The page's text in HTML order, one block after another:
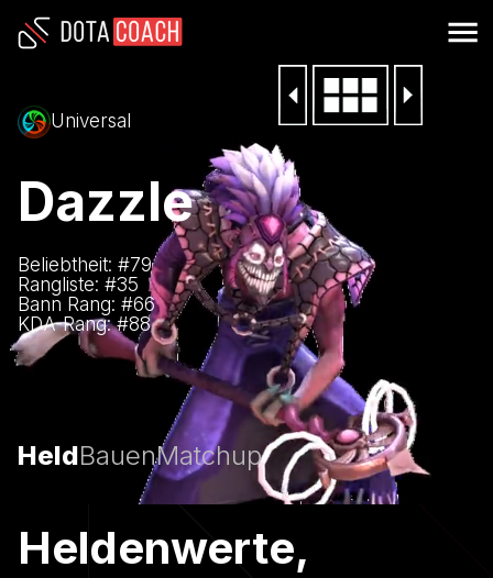
Universal
Dazzle
Beliebtheit: #79
Rangliste: #35
Bann Rang: #66
KDA-Rang: #88
HeldBauenMatchup
Heldenwerte,